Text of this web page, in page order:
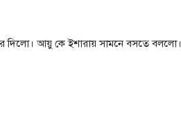
দিলো। আয়ু কে ইশারায় সামনে বসতে বললো।